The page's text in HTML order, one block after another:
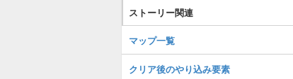
ストーリー関連
マップ一覧
クリア後のやり込み要素